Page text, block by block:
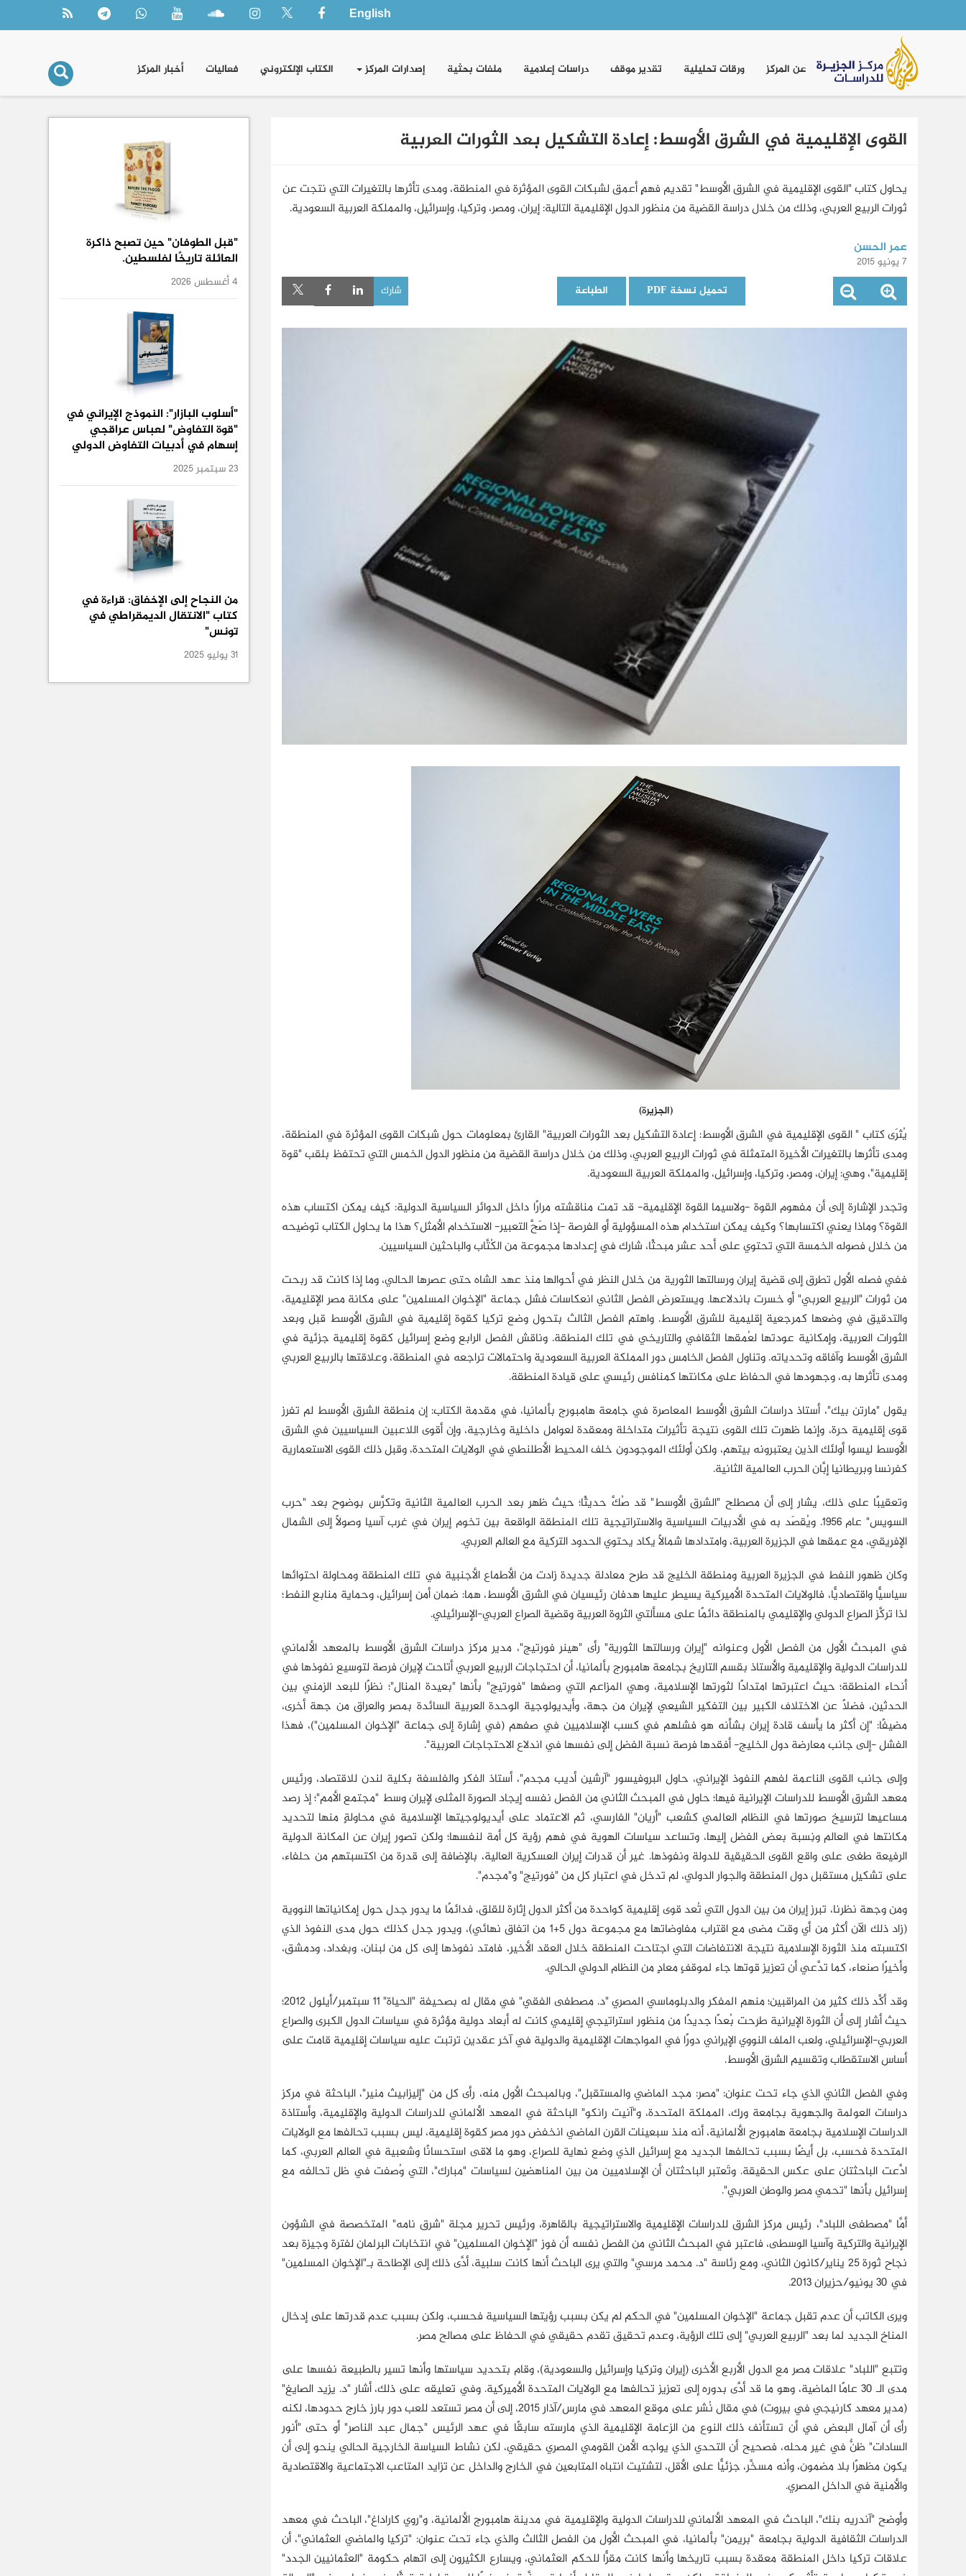
English
Main
navigation عن المركز ورقات تحليلية تقدير موقف دراسات إعلامية ملفات بحثية إصدارات المركز الكتاب الإلكتروني فعاليات أخبار المركز
القوى الإقليمية في الشرق الأوسط: إعادة التشكيل بعد الثورات العربية
يحاول كتاب "القوى الإقليمية في الشرق الأوسط" تقديم فهمٍ أعمق لشبكات القوى المؤثرة في المنطقة، ومدى تأثرها بالتغيرات التي نتجت عن
ثورات الربيع العربي، وذلك من خلال دراسة القضية من منظور الدول الإقليمية التالية: إيران، ومصر، وتركيا، وإسرائيل، والمملكة العربية السعودية.
عمر الحسن
7 يونيو 2015
تحميل نسخة PDF الطباعة شارك
(الجزيرة)
يُثرَى كتاب " القوى الإقليمية في الشرق الأوسط: إعادة التشكيل بعد الثورات العربية" القارئ بمعلومات حول شبكات القوى المؤثرة في المنطقة،
ومدى تأثرها بالتغيرات الأخيرة المتمثلة في ثورات الربيع العربي، وذلك من خلال دراسة القضية من منظور الدول الخمس التي تحتفظ بلقب "قوة
إقليمية"، وهي: إيران، ومصر، وتركيا، وإسرائيل، والمملكة العربية السعودية.
وتجدر الإشارة إلى أن مفهوم القوة -ولاسيما القوة الإقليمية- قد تمت مناقشته مرارًا داخل الدوائر السياسية الدولية: كيف يمكن اكتساب هذه
القوة؟ وماذا يعني اكتسابها؟ وكيف يمكن استخدام هذه المسؤولية أو الفرصة -إذا صَحَّ التعبير- الاستخدام الأمثل؟ هذا ما يحاول الكتاب توضيحه
من خلال فصوله الخمسة التي تحتوي على أحد عشر مبحثًا، شارك في إعدادها مجموعة من الكُتَّاب والباحثين السياسيين.
ففي فصله الأول تطرق إلى قضية إيران ورسالتها الثورية من خلال النظر في أحوالها منذ عهد الشاه حتى عصرها الحالي، وما إذا كانت قد ربحت
من ثورات "الربيع العربي" أو خسرت باندلاعها. ويستعرض الفصل الثاني انعكاسات فشل جماعة "الإخوان المسلمين" على مكانة مصر الإقليمية،
والتدقيق في وضعها كمرجعية إقليمية للشرق الأوسط. واهتم الفصل الثالث بتحول وضع تركيا كقوة إقليمية في الشرق الأوسط قبل وبعد
الثورات العربية، وإمكانية عودتها لعُمقها الثقافي والتاريخي في تلك المنطقة. وناقش الفصل الرابع وضع إسرائيل كقوة إقليمية جزئية في
الشرق الأوسط وآفاقه وتحدياته. وتناول الفصل الخامس دور المملكة العربية السعودية واحتمالات تراجعه في المنطقة، وعلاقتها بالربيع العربي
ومدى تأثرها به، وجهودها في الحفاظ على مكانتها كمنافس رئيسي على قيادة المنطقة.
يقول "مارتن بيك"، أستاذ دراسات الشرق الأوسط المعاصرة في جامعة هامبورج بألمانيا، في مقدمة الكتاب: إن منطقة الشرق الأوسط لم تفرز
قوى إقليمية حرة، وإنما ظهرت تلك القوى نتيجة تأثيرات متداخلة ومعقدة لعوامل داخلية وخارجية، وإن أقوى اللاعبين السياسيين في الشرق
الأوسط ليسوا أولئك الذين يعتبرونه بيتهم، ولكن أولئك الموجودون خلف المحيط الأطلنطي في الولايات المتحدة، وقبل ذلك القوى الاستعمارية
كفرنسا وبريطانيا إبَّان الحرب العالمية الثانية.
وتعقيبًا على ذلك، يشار إلى أن مصطلح "الشرق الأوسط" قد صُكَّ حديثًا؛ حيث ظهر بعد الحرب العالمية الثانية وتكرَّس بوضوح بعد "حرب
السويس" عام 1956. ويُقصَد به في الأدبيات السياسية والاستراتيجية تلك المنطقة الواقعة بين تخوم إيران في غرب آسيا وصولًا إلى الشمال
الإفريقي، مع عمقها في الجزيرة العربية، وامتدادها شمالًا يكاد يحتوي الحدود التركية مع العالم العربي.
وكان ظهور النفط في الجزيرة العربية ومنطقة الخليج قد طرح معادلة جديدة زادت من الأطماع الأجنبية في تلك المنطقة ومحاولة احتوائها
سياسيًّا واقتصاديًّا، فالولايات المتحدة الأميركية يسيطر عليها هدفان رئيسيان في الشرق الأوسط، هما: ضمان أمن إسرائيل، وحماية منابع النفط؛
لذا تركَّز الصراع الدولي والإقليمي بالمنطقة دائمًا على مسألتي الثروة العربية وقضية الصراع العربي-الإسرائيلي.
في المبحث الأول من الفصل الأول وعنوانه "إيران ورسالتها الثورية" رأى "هينر فورتيج"، مدير مركز دراسات الشرق الأوسط بالمعهد الألماني
للدراسات الدولية والإقليمية والأستاذ بقسم التاريخ بجامعة هامبورج بألمانيا، أن احتجاجات الربيع العربي أتاحت لإيران فرصة لتوسيع نفوذها في
أنحاء المنطقة؛ حيث اعتبرتها امتدادًا لثورتها الإسلامية، وهي المزاعم التي وصفها "فورتيج" بأنها "بعيدة المنال"؛ نظرًا للبعد الزمني بين
الحدثين، فضلًا عن الاختلاف الكبير بين التفكير الشيعي لإيران من جهة، وأيديولوجية الوحدة العربية السائدة بمصر والعراق من جهة أخرى،
مضيفًا: "إن أكثر ما يأسف قادة إيران بشأنه هو فشلهم في كسب الإسلاميين في صفهم (في إشارة إلى جماعة "الإخوان المسلمين")، فهذا
الفشل -إلى جانب معارضة دول الخليج- أفقدها فرصة نسبة الفضل إلى نفسها في اندلاع الاحتجاجات العربية".
وإلى جانب القوى الناعمة لفهم النفوذ الإيراني، حاول البروفيسور "آرشين أديب مجدم"، أستاذ الفكر والفلسفة بكلية لندن للاقتصاد، ورئيس
معهد الشرق الأوسط للدراسات الإيرانية فيها؛ حاول في المبحث الثاني من الفصل نفسه إيجاد الصورة المثلى لإيران وسط "مجتمع الأمم"؛ إذ رصد
مساعيها لترسيخ صورتها في النظام العالمي كشعب "أريان" الفارسي، ثم الاعتماد على أيديولوجيتها الإسلامية في محاولةٍ منها لتحديد
مكانتها في العالم ونِسبة بعض الفضل إليها، وتساعد سياسات الهوية في فهم رؤية كل أمة لنفسها؛ ولكن تصور إيران عن المكانة الدولية
الرفيعة طغى على واقع القوى الحقيقية للدولة ونفوذها. غير أن قدرات إيران العسكرية العالية، بالإضافة إلى قدرة من اكتسبتهم من حلفاء،
على تشكيل مستقبل دول المنطقة والجوار الدولي، لم تدخل في اعتبار كل من "فورتيج" و"مجدم".
ومن وجهة نظرنا، تبرز إيران من بين الدول التي تُعد قوى إقليمية كواحدة من أكثر الدول إثارة للقلق، فدائمًا ما يدور جدل حول إمكانياتها النووية
(زاد ذلك الآن أكثر من أي وقت مضى مع اقتراب مفاوضاتها مع مجموعة دول 5+1 من اتفاق نهائي)، ويدور جدل كذلك حول مدى النفوذ الذي
اكتسبته منذ الثورة الإسلامية نتيجة الانتفاضات التي اجتاحت المنطقة خلال العقد الأخير، فامتد نفوذها إلى كل من لبنان، وبغداد، ودمشق،
وأخيرًا صنعاء، كما تدَّعي أن تعزيز قوتها جاء لموقفٍ معادٍ من النظام الدولي الحالي.
وقد أكَّد ذلك كثير من المراقبين؛ منهم المفكر والدبلوماسي المصري "د. مصطفى الفقي" في مقال له بصحيفة "الحياة" 11 سبتمبر/أيلول 2012؛
حيث أشار إلى أن الثورة الإيرانية طرحت بُعدًا جديدًا من منظور استراتيجي إقليمي كانت له أبعاد دولية مؤثرة في سياسات الدول الكبرى والصراع
العربي-الإسرائيلي، ولعب الملف النووي الإيراني دورًا في المواجهات الإقليمية والدولية في آخر عقدين ترتبت عليه سياسات إقليمية قامت على
أساس الاستقطاب وتقسيم الشرق الأوسط.
وفي الفصل الثاني الذي جاء تحت عنوان: "مصر: مجد الماضي والمستقبل"، وبالمبحث الأول منه، رأى كل من "إليزابيث منير"، الباحثة في مركز
دراسات العولمة والجهوية بجامعة ورِك، المملكة المتحدة، و"آنيت رانكو" الباحثة في المعهد الألماني للدراسات الدولية والإقليمية، وأستاذة
الدراسات الإسلامية بجامعة هامبورج الألمانية، أنه منذ سبعينات القرن الماضي انخفض دور مصر كقوة إقليمية، ليس بسبب تحالفها مع الولايات
المتحدة فحسب، بل أيضًا بسبب تحالفها الجديد مع إسرائيل الذي وضع نهاية للصراع، وهو ما لاقى استحسانًا وشعبية في العالم العربي، كما
ادَّعت الباحثتان على عكس الحقيقة. وتَعتبر الباحثتان أن الإسلاميين من بين المناهضين لسياسات "مبارك"، التي وُصفت في ظل تحالفه مع
إسرائيل بأنها "تحمي مصر والوطن العربي".
أمَّا "مصطفى اللباد"، رئيس مركز الشرق للدراسات الإقليمية والاستراتيجية بالقاهرة، ورئيس تحرير مجلة "شرق نامه" المتخصصة في الشؤون
الإيرانية والتركية وآسيا الوسطى، فاعتبر في المبحث الثاني من الفصل نفسه أن فوز "الإخوان المسلمين" في انتخابات البرلمان لفترة وجيزة بعد
نجاح ثورة 25 يناير/كانون الثاني، ومع رئاسة "د. محمد مرسي" والتي يرى الباحث أنها كانت سلبية، أدَّى ذلك إلى الإطاحة بـ"الإخوان المسلمين"
في 30 يونيو/حزيران 2013.
ويرى الكاتب أن عدم تقبل جماعة "الإخوان المسلمين" في الحكم لم يكن بسبب رؤيتها السياسية فحسب، ولكن بسبب عدم قدرتها على إدخال
المناخ الجديد لما بعد "الربيع العربي" إلى تلك الرؤية، وعدم تحقيق تقدم حقيقي في الحفاظ على مصالح مصر.
وتتبع "اللباد" علاقات مصر مع الدول الأربع الأخرى (إيران وتركيا وإسرائيل والسعودية)، وقام بتحديد سياستها وأنها تسير بالطبيعة نفسها على
مدى الـ 30 عامًا الماضية، وهو ما قد أدَّى بدوره إلى تعزيز تحالفها مع الولايات المتحدة الأميركية. وفي تعليقه على ذلك، أشار "د. يزيد الصايغ"
(مدير معهد كارنيجي في بيروت) في مقال نُشر على موقع المعهد في مارس/آذار 2015، إلى أن مصر تستعد للعب دور بارز خارج حدودها، لكنه
رأى أن آمال البعض في أن تستأنف ذلك النوع من الزعامة الإقليمية الذي مارسته سابقًا في عهد الرئيس "جمال عبد الناصر" أو حتى "أنور
السادات" ظنٌّ في غير محله، فصحيح أن التحدي الذي يواجه الأمن القومي المصري حقيقي، لكن نشاط السياسة الخارجية الحالي ينحو إلى أن
يكون مظهرًا بلا مضمون، وأنه مسخَّر، جزئيًّا على الأقل، لتشتيت انتباه المتابعين في الخارج والداخل عن تزايد المتاعب الاجتماعية والاقتصادية
والأمنية في الداخل المصري.
وأوضح "آندريه بنك"، الباحث في المعهد الألماني للدراسات الدولية والإقليمية في مدينة هامبورج الألمانية، و"روي كاراداغ"، الباحث في معهد
الدراسات الثقافية الدولية بجامعة "بريمن" بألمانيا، في المبحث الأول من الفصل الثالث والذي جاء تحت عنوان: "تركيا والماضي العثماني"، أن
علاقات تركيا داخل المنطقة معقدة بسبب تاريخها وأنها كانت مقرًّا للحكم العثماني، ويسارع الكثيرون إلى اتهام حكومة "العثمانيين الجدد"
"قبل الطوفان" حين تصبح ذاكرة
العائلة تاريخًا لفلسطين.
4 أغسطس 2026
"أسلوب البازار": النموذج الإيراني في
"قوة التفاوض" لعباس عراقجي
إسهام في أدبيات التفاوض الدولي
23 سبتمبر 2025
من النجاح إلى الإخفاق: قراءة في
كتاب "الانتقال الديمقراطي في
تونس"
31 يوليو 2025